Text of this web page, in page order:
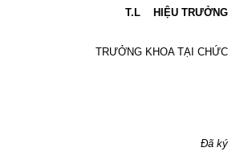
T.L HIỆU TRƯỞNG
TRƯỞNG KHOA TẠI CHỨC
Đã ký